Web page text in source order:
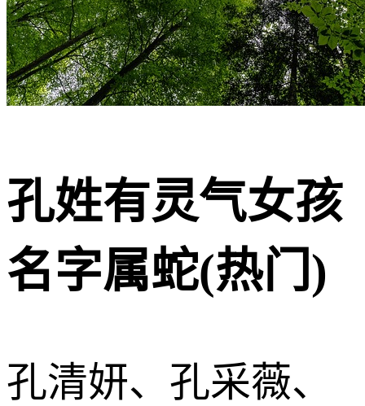
孔姓有灵气女孩
名字属蛇(热门)
孔清妍、孔采薇、